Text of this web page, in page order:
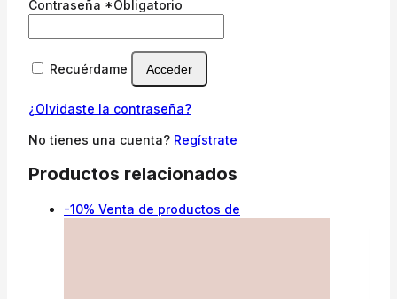
Contraseña *Obligatorio
Recuérdame Acceder
¿Olvidaste la contraseña?
No tienes una cuenta? Regístrate
Productos relacionados
-10% Venta de productos de